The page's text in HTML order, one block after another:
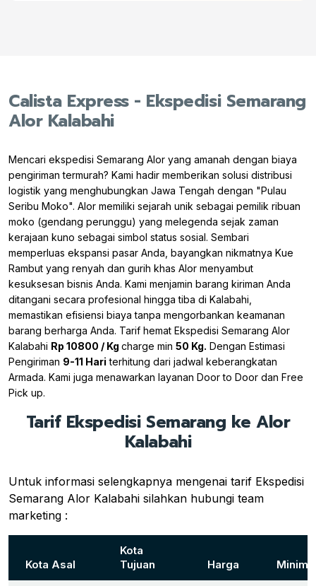
Calista Express - Ekspedisi Semarang
Alor Kalabahi
Mencari ekspedisi Semarang Alor yang amanah dengan biaya
pengiriman termurah? Kami hadir memberikan solusi distribusi
logistik yang menghubungkan Jawa Tengah dengan "Pulau
Seribu Moko". Alor memiliki sejarah unik sebagai pemilik ribuan
moko (gendang perunggu) yang melegenda sejak zaman
kerajaan kuno sebagai simbol status sosial. Sembari
memperluas ekspansi pasar Anda, bayangkan nikmatnya Kue
Rambut yang renyah dan gurih khas Alor menyambut
kesuksesan bisnis Anda. Kami menjamin barang kiriman Anda
ditangani secara profesional hingga tiba di Kalabahi,
memastikan efisiensi biaya tanpa mengorbankan keamanan
barang berharga Anda. Tarif hemat Ekspedisi Semarang Alor
Kalabahi Rp 10800 / Kg charge min 50 Kg. Dengan Estimasi
Pengiriman 9-11 Hari terhitung dari jadwal keberangkatan
Armada. Kami juga menawarkan layanan Door to Door dan Free
Pick up.
Tarif Ekspedisi Semarang ke Alor
Kalabahi
Untuk informasi selengkapnya mengenai tarif Ekspedisi
Semarang Alor Kalabahi silahkan hubungi team
marketing :
Kota Asal
Kota
Tujuan
Harga